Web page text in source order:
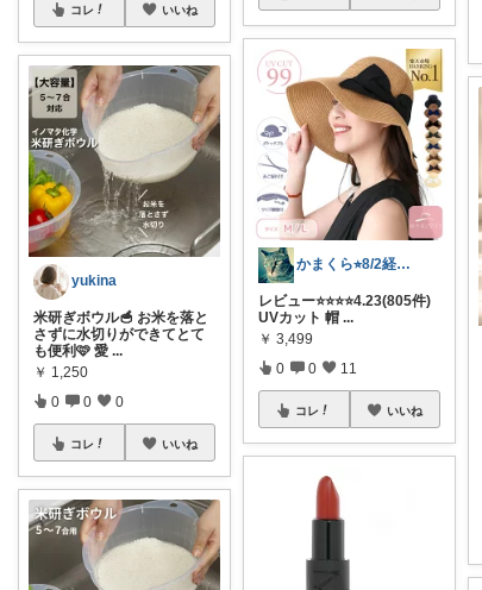
コレ いいね
yukina
米研ぎボウル🥣 お米を落と
さずに水切りができてとて
も便利🩷 愛 ...
￥ 1,250
0 0 0
コレ いいね
かまくら⭐︎8/2経由購入感謝です
レビュー⭐️⭐️⭐️⭐️4.23(805件)
UVカット 帽 ...
￥ 3,499
0 0 11
コレ いいね